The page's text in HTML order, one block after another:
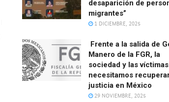
desaparición de
migrantes”
1 DICIEMBRE, 2025
Frente a la salida de
Manero de la FGR, la
sociedad y las víctimas
necesitamos
justicia en México
29 NOVIEMBRE, 2025